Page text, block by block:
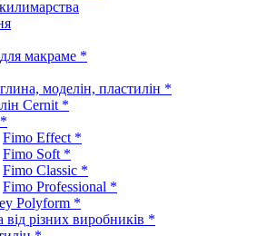
макраме *
моделін, пластилін *
Cernit *
Fimo Effect *
Fimo Soft *
Fimo Classic *
Fimo Professional *
Polyform *
від різних виробників *